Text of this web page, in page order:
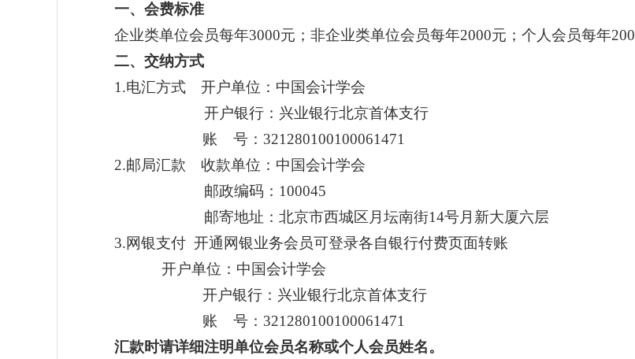
一、会费标准
企业类单位会员每年3000元；非企业类单位会员每年2000元；个人会员每年200
二、交纳方式
1.电汇方式 开户单位：中国会计学会
开户银行：兴业银行北京首体支行
账
号： 321280100100061471
2.邮局汇款 收款单位：中国会计学会
邮政编码： 100045
邮寄地址：北京市西城区月坛南街14号月新大厦六层
3.网银支付 开通网银业务会员可登录各自银行付费页面转账
开户单位：中国会计学会
开户银行：兴业银行北京首体支行
账
号： 321280100100061471
汇款时请详细注明单位会员名称或个人会员姓名。